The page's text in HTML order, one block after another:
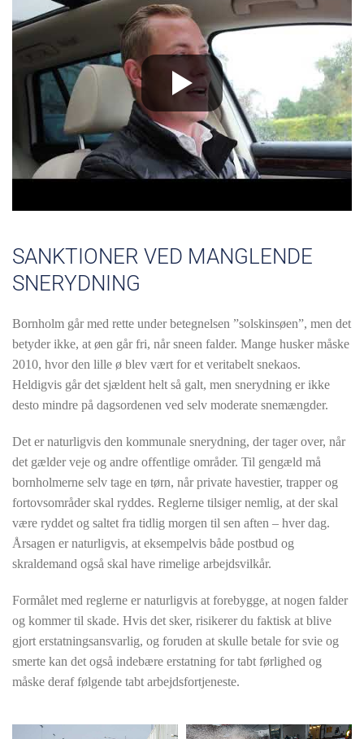
SANKTIONER VED MANGLENDE
SNERYDNING
Bornholm går med rette under betegnelsen ”solskinsøen”, men det
betyder ikke, at øen går fri, når sneen falder. Mange husker måske
2010, hvor den lille ø blev vært for et veritabelt snekaos.
Heldigvis går det sjældent helt så galt, men snerydning er ikke
desto mindre på dagsordenen ved selv moderate snemængder.
Det er naturligvis den kommunale snerydning, der tager over, når
det gælder veje og andre offentlige områder. Til gengæld må
bornholmerne selv tage en tørn, når private havestier, trapper og
fortovsområder skal ryddes. Reglerne tilsiger nemlig, at der skal
være ryddet og saltet fra tidlig morgen til sen aften – hver dag.
Årsagen er naturligvis, at eksempelvis både postbud og
skraldemand også skal have rimelige arbejdsvilkår.
Formålet med reglerne er naturligvis at forebygge, at nogen falder
og kommer til skade. Hvis det sker, risikerer du faktisk at blive
gjort erstatningsansvarlig, og foruden at skulle betale for svie og
smerte kan det også indebære erstatning for tabt førlighed og
måske deraf følgende tabt arbejdsfortjeneste.